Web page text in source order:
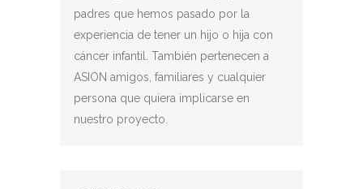
padres que hemos pasado por la
experiencia de tener un hijo o hija con
cáncer infantil. También pertenecen a
ASION amigos, familiares y cualquier
persona que quiera implicarse en
nuestro proyecto.